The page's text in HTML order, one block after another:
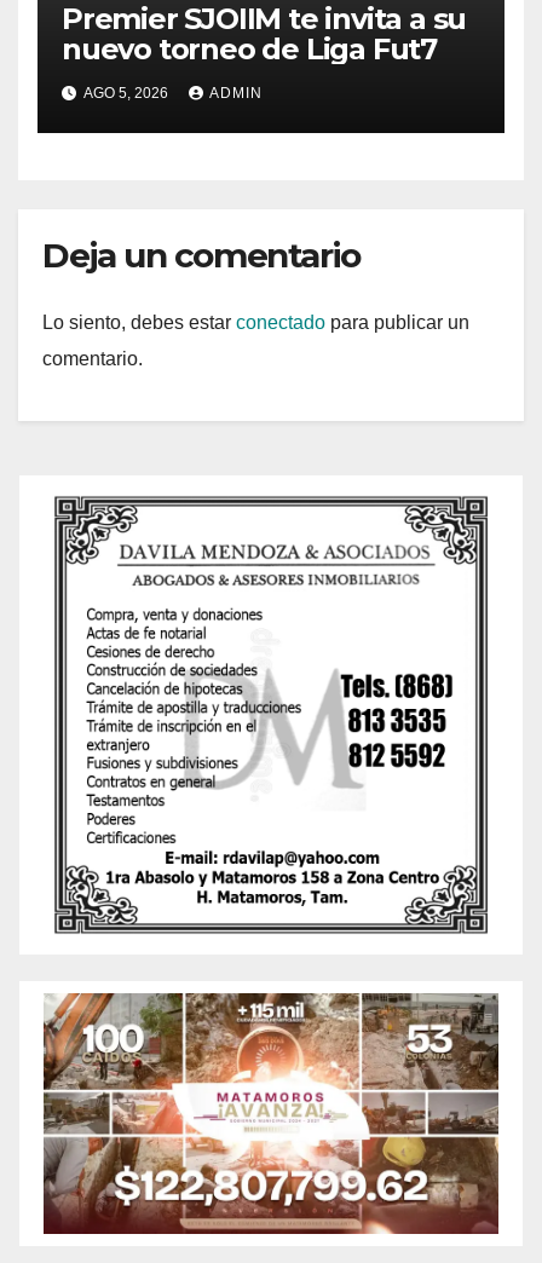
Premier SJOIIM te invita a su
nuevo torneo de Liga Fut7
AGO 5, 2026 ADMIN
Deja un comentario
Lo siento, debes estar conectado para publicar un
comentario.